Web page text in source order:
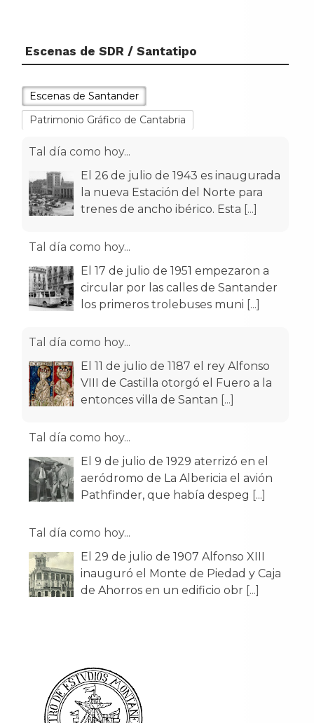
Escenas de SDR / Santatipo
Escenas de Santander
Patrimonio Gráfico de Cantabria
Tal día como hoy...
El 26 de julio de 1943 es inaugurada
la nueva Estación del Norte para
trenes de ancho ibérico. Esta [...]
Tal día como hoy...
El 17 de julio de 1951 empezaron a
circular por las calles de Santander
los primeros trolebuses muni [...]
Tal día como hoy...
El 11 de julio de 1187 el rey Alfonso
VIII de Castilla otorgó el Fuero a la
entonces villa de Santan [...]
Tal día como hoy...
El 9 de julio de 1929 aterrizó en el
aeródromo de La Albericia el avión
Pathfinder, que había despeg [...]
Tal día como hoy...
El 29 de julio de 1907 Alfonso XIII
inauguró el Monte de Piedad y Caja
de Ahorros en un edificio obr [...]